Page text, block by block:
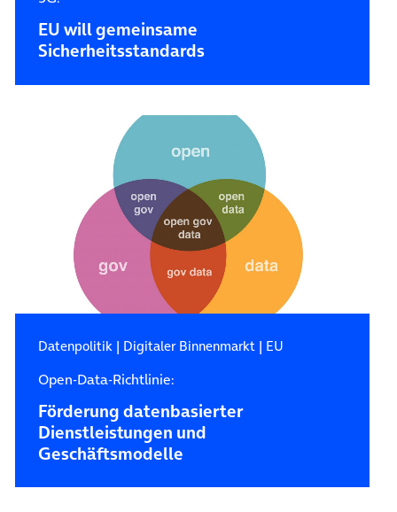
EU will gemeinsame
Sicherheitsstandards
Datenpolitik| Digitaler Binnenmarkt| EU
Open-Data-Richtlinie:
Förderung datenbasierter
Dienstleistungen und
Geschäftsmodelle